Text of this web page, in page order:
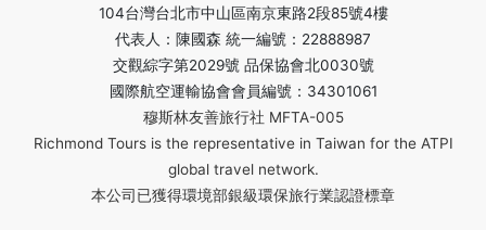
104台灣台北市中山區南京東路2段85號4樓
代表人：陳國森 統一編號：22888987
交觀綜字第2029號 品保協會北0030號
國際航空運輸協會會員編號：34301061
穆斯林友善旅行社 MFTA-005
Richmond Tours is the representative in Taiwan for the ATPI
global travel network.
本公司已獲得環境部銀級環保旅行業認證標章